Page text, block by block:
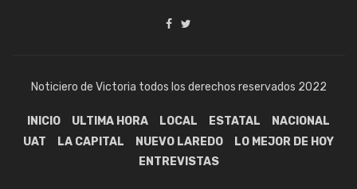
Noticiero de Victoria todos los derechos reservados 2022
INICIO ULTIMA HORA LOCAL ESTATAL
NACIONAL
UAT
LA CAPITAL NUEVO LAREDO
LO MEJOR DE HOY
ENTREVISTAS